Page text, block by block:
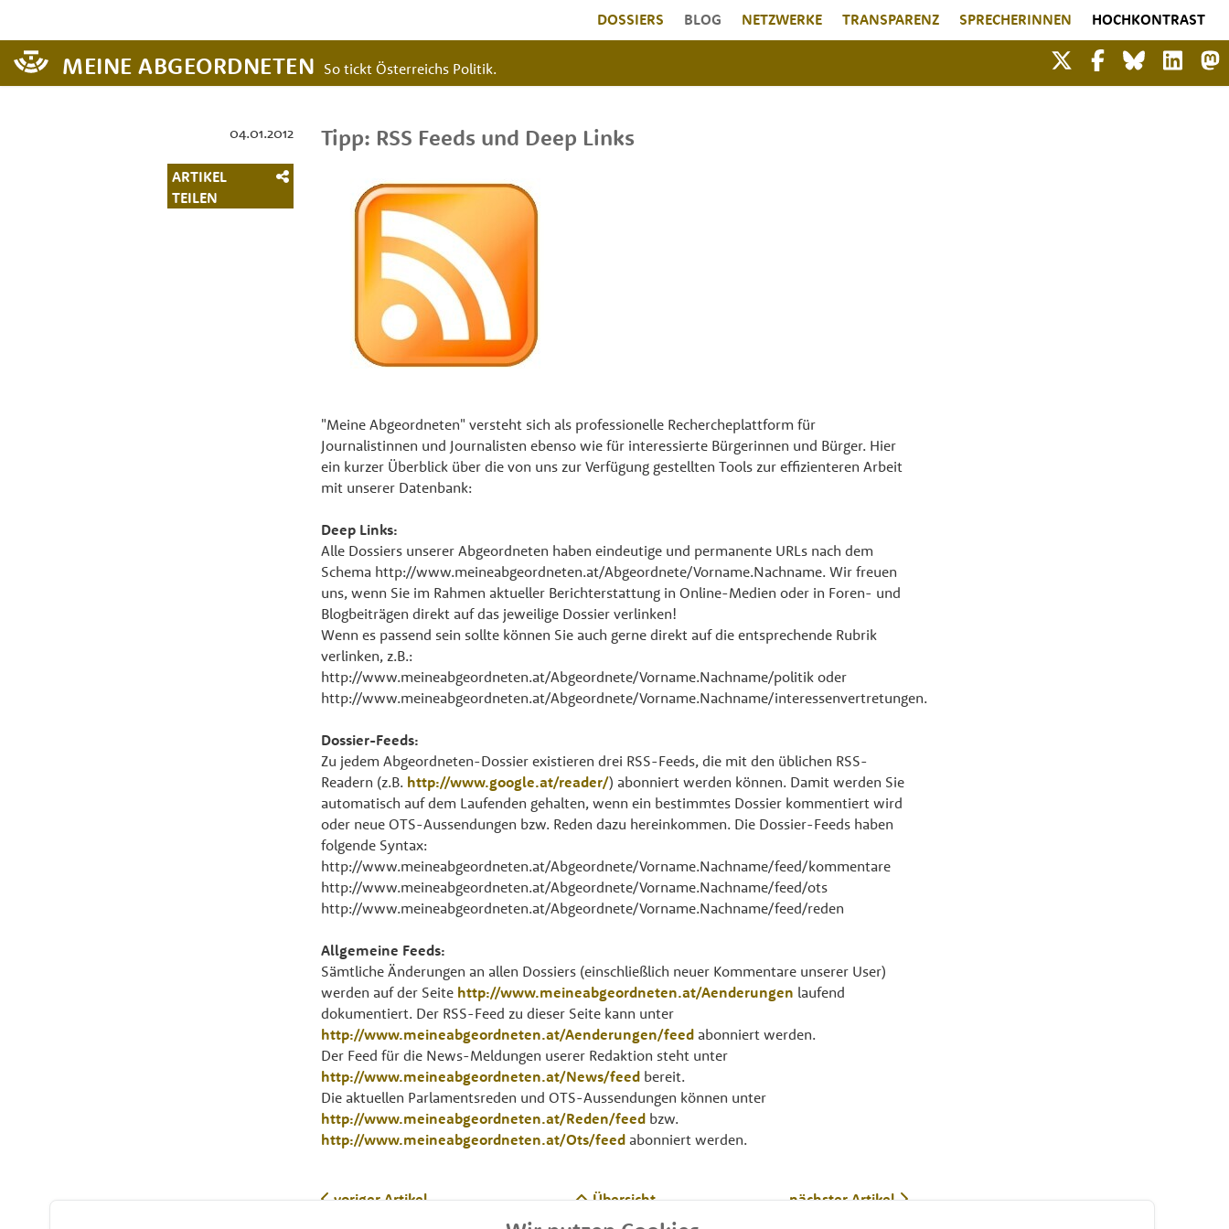
DOSSIERS BLOG NETZWERKE TRANSPARENZ SPRECHERINNEN HOCHKONTRAST
MEINE ABGEORDNETEN So tickt Österreichs Politik.
04.01.2012 Tipp: RSS Feeds und Deep Links
ARTIKEL
TEILEN
"Meine Abgeordneten" versteht sich als professionelle Rechercheplattform für
Journalistinnen und Journalisten ebenso wie für interessierte Bürgerinnen und Bürger. Hier
ein kurzer Überblick über die von uns zur Verfügung gestellten Tools zur effizienteren Arbeit
mit unserer Datenbank:
Deep Links:
Alle Dossiers unserer Abgeordneten haben eindeutige und permanente URLs nach dem
Schema http://www.meineabgeordneten.at/Abgeordnete/Vorname.Nachname. Wir freuen
uns, wenn Sie im Rahmen aktueller Berichterstattung in Online-Medien oder in Foren- und
Blogbeiträgen direkt auf das jeweilige Dossier verlinken!
Wenn es passend sein sollte können Sie auch gerne direkt auf die entsprechende Rubrik
verlinken, z.B.:
http://www.meineabgeordneten.at/Abgeordnete/Vorname.Nachname/politik oder
http://www.meineabgeordneten.at/Abgeordnete/Vorname.Nachname/interessenvertretungen.
Dossier-Feeds:
Zu jedem Abgeordneten-Dossier existieren drei RSS-Feeds, die mit den üblichen RSS-
Readern (z.B. http://www.google.at/reader/) abonniert werden können. Damit werden Sie
automatisch auf dem Laufenden gehalten, wenn ein bestimmtes Dossier kommentiert wird
oder neue OTS-Aussendungen bzw. Reden dazu hereinkommen. Die Dossier-Feeds haben
folgende Syntax:
http://www.meineabgeordneten.at/Abgeordnete/Vorname.Nachname/feed/kommentare
http://www.meineabgeordneten.at/Abgeordnete/Vorname.Nachname/feed/ots
http://www.meineabgeordneten.at/Abgeordnete/Vorname.Nachname/feed/reden
Allgemeine Feeds:
Sämtliche Änderungen an allen Dossiers (einschließlich neuer Kommentare unserer User)
werden auf der Seite http://www.meineabgeordneten.at/Aenderungen laufend
dokumentiert. Der RSS-Feed zu dieser Seite kann unter
http://www.meineabgeordneten.at/Aenderungen/feed abonniert werden.
Der Feed für die News-Meldungen userer Redaktion steht unter
http://www.meineabgeordneten.at/News/feed bereit.
Die aktuellen Parlamentsreden und OTS-Aussendungen können unter
http://www.meineabgeordneten.at/Reden/feed bzw.
http://www.meineabgeordneten.at/Ots/feed abonniert werden.
voriger Artikel Übersicht nächster Artikel